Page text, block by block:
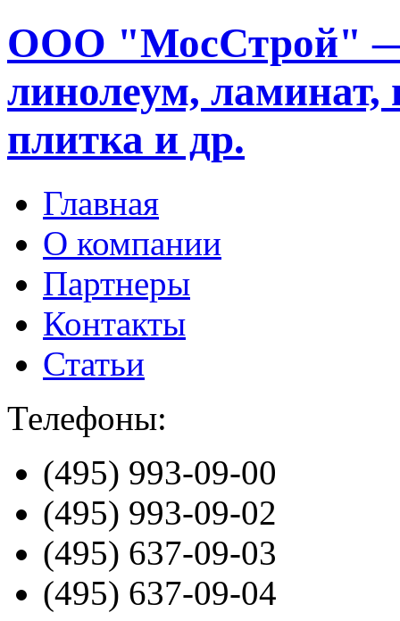
ООО "МосСтрой" —
линолеум, ламинат,
плитка и др.
Главная
О компании
Партнеры
Контакты
Статьи
Телефоны:
(495) 993-09-00
(495) 993-09-02
(495) 637-09-03
(495) 637-09-04